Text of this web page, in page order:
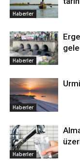
Haberler
Haberler
Haberler
Haberler